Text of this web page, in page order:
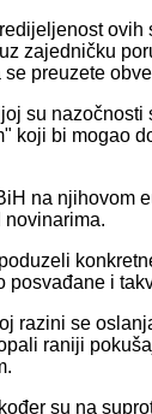
zajedničku
preuzete
su
koji bi mogao
na njihovom
novinarima.
posvađane i
razini se
raniji
su na